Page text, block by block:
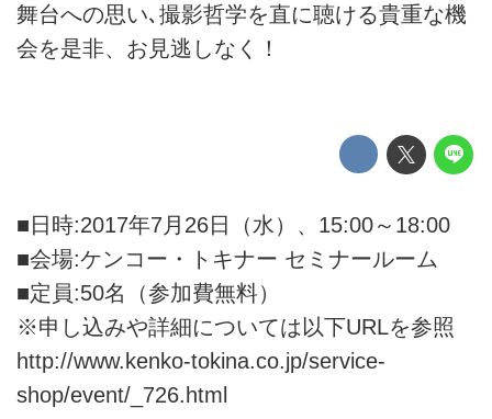
舞台への思い､撮影哲学を直に聴ける貴重な機
会を是非、お見逃しなく！
■日時:2017年7月26日（水）、15:00～18:00
■会場:ケンコー・トキナー セミナールーム
■定員:50名（参加費無料）
※申し込みや詳細については以下URLを参照
http://www.kenko-tokina.co.jp/service-
shop/event/_726.html